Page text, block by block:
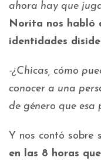
ahora hay que
Norita nos habló
identidades
-¿Chicas, cómo
conocer a una
de género que esa
Y nos contó sobre
en las 8 horas